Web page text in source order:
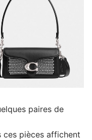
paires de
pièces affichent